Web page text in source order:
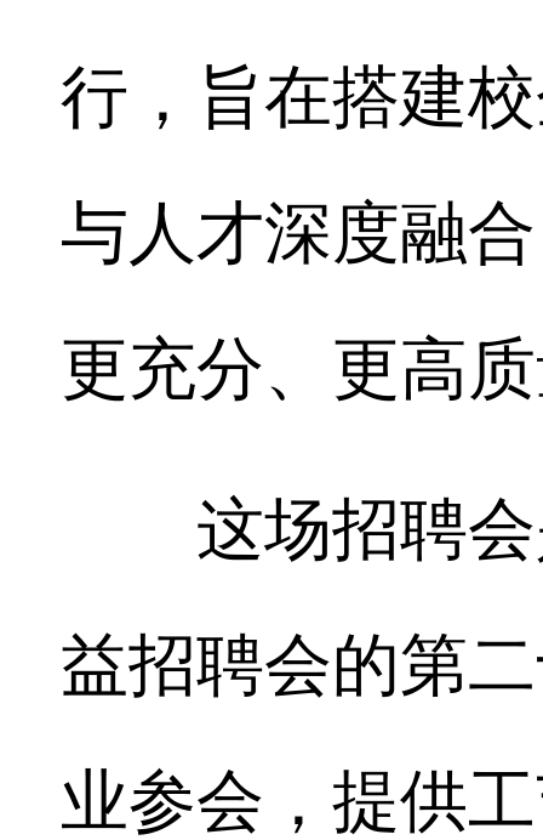
行，旨在搭建
与人才深度融
更充分、更高
这场招聘会
益招聘会的第
业参会，提供